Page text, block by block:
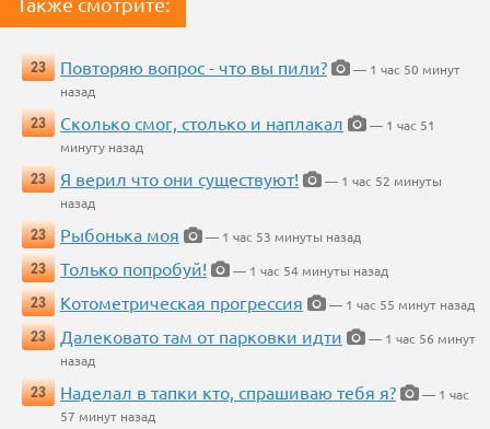
23 Повторяю вопрос - что вы пили?
— 1 час 50 минут
назад
23
Сколько смог, столько и наплакал
— 1 час 51
минуту назад
23
Я верил что они существуют!
— 1 час 52 минуты
назад
23
Рыбонька моя
— 1 час 53 минуты назад
23
Только попробуй!
— 1 час 54 минуты назад
23
Котометрическая прогрессия
— 1 час 55 минут назад
23
Далековато там от парковки идти
— 1 час 56 минут
назад
23
Наделал в тапки кто, спрашиваю тебя я?
— 1 час
57 минут назад